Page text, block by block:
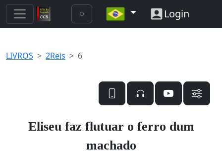
Login
LIVROS 2Reis 6
Eliseu faz flutuar o ferro dum
machado